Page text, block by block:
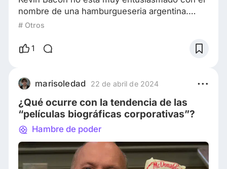
nombre de una hamburgueseria argentina.
Kevin Bacon es y ha sido un ícono cultural
actuaciones en películas como "Footloose",
hecho, apareció en una serie de comerciales
para American Egg Board, aparentemente solo
porqu
# Otros
1
marisoledad 22 de abril de 2024
¿Qué ocurre con la tendencia de las
“películas biográficas corporativas”?
Hambre de poder